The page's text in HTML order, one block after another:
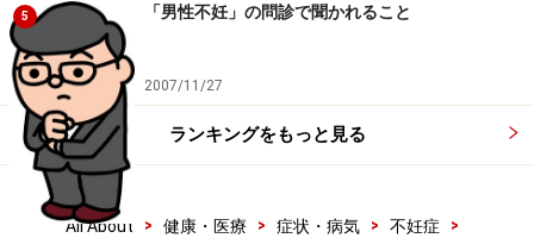
っそりと飲む人が圧倒的に多いようです。
でもこれは解決法としては非常にストレートで効果的な
ものだと考えられます。だからもしＥＤ治療薬を服用し
ているのを見つけてもそっとして見て見ぬふりをしてあ
げるのも心遣いかなと思います。
5 「男性不妊」の問診で聞かれること
2007/11/27
ランキングをもっと見る
All About > 健康・医療 > 症状・病気 > 不妊症
>